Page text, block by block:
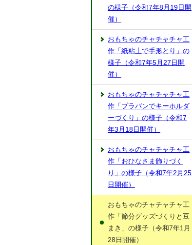
の様子（令和7年8月19日開
催）
おもちゃのチャチャチャ工
作「紙粘土で手形とり」の
様子（令和7年5月27日開
催）
おもちゃのチャチャチャ工
作「プラバンでキーホルダ
ーづくり」の様子（令和7
年3月18日開催）
おもちゃのチャチャチャ工
作「おひなさま飾りづく
り」の様子（令和7年2月25
日開催）
おもちゃのチャチャチャ工
作「節分グッズづくりと豆
まき」の様子（令和7年1月
28日開催）